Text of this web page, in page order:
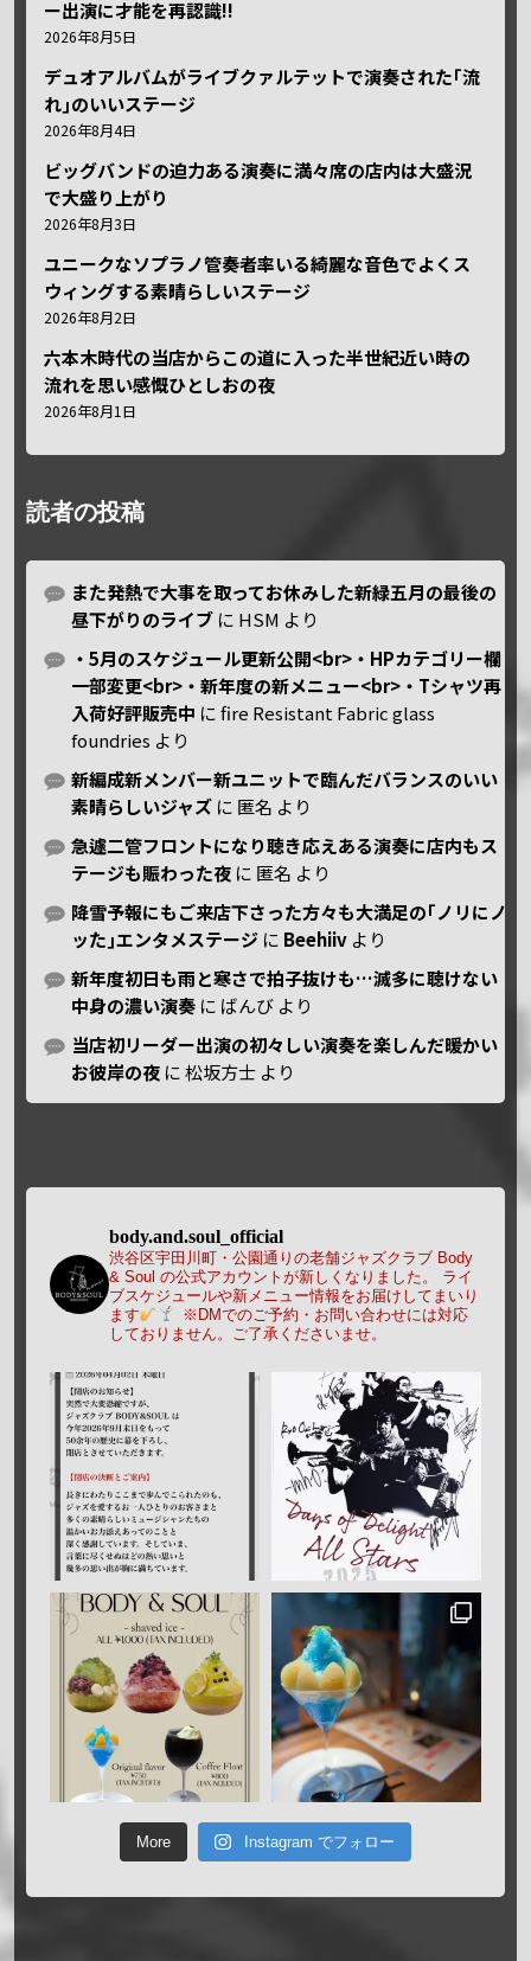
ー出演に才能を再認識!!
2026年8月5日
デュオアルバムがライブクァルテットで演奏された｢流
れ｣のいいステージ
2026年8月4日
ビッグバンドの迫力ある演奏に満々席の店内は大盛況
で大盛り上がり
2026年8月3日
ユニークなソプラノ管奏者率いる綺麗な音色でよくス
ウィングする素晴らしいステージ
2026年8月2日
六本木時代の当店からこの道に入った半世紀近い時の
流れを思い感慨ひとしおの夜
2026年8月1日
読者の投稿
また発熱で大事を取ってお休みした新緑五月の最後の
昼下がりのライブ に HSM より
・5月のスケジュール更新公開<br>・HPカテゴリー欄
一部変更<br>・新年度の新メニュー<br>・Tシャツ再
入荷好評販売中 にfire Resistant Fabric glass
foundries より
新編成新メンバー新ユニットで臨んだバランスのいい
素晴らしいジャズ に 匿名 より
急遽二管フロントになり聴き応えある演奏に店内もス
テージも賑わった夜 に 匿名 より
降雪予報にもご来店下さった方々も大満足の｢ノリにノ
ッた｣エンタメステージ に Beehiiv より
新年度初日も雨と寒さで拍子抜けも…滅多に聴けない
中身の濃い演奏 に ばんび より
当店初リーダー出演の初々しい演奏を楽しんだ暖かい
お彼岸の夜 に松坂方士 より
body.and.soul_official
渋谷区宇田川町・公園通りの老舗ジャズクラブ Body
& Soul の公式アカウントが新しくなりました。
ライ
ブスケジュールや新メニュー情報をお届けしてまいり
ます
※DMでのご予約・お問い合わせには対応
しておりません。ご了承くださいませ。
More Instagram でフォロー